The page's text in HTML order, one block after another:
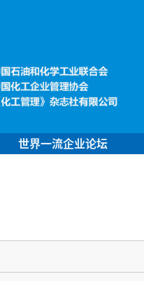
世界一流企业论坛